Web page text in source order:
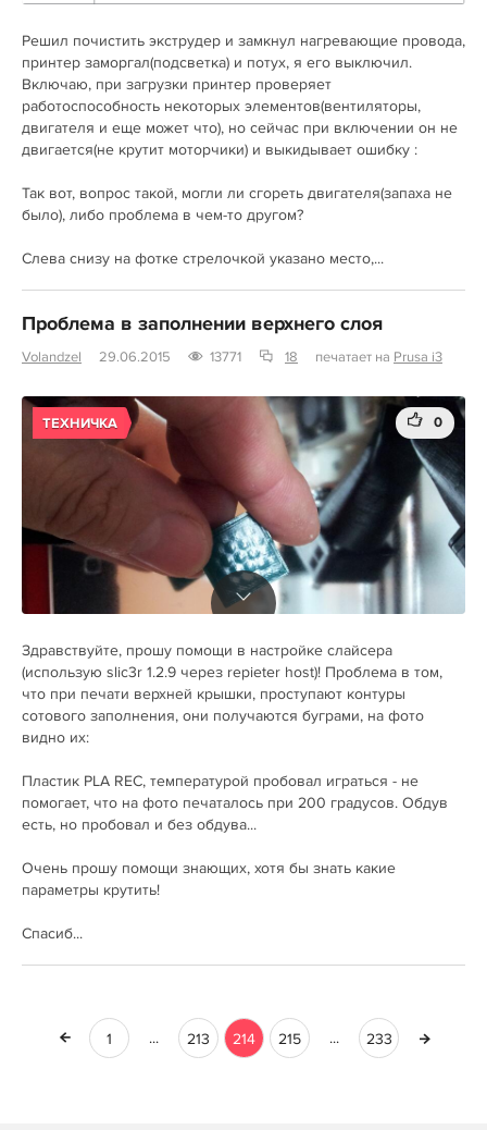
Решил почистить экструдер и замкнул нагревающие провода,
принтер заморгал(подсветка) и потух, я его выключил.
Включаю, при загрузки принтер проверяет
работоспособность некоторых элементов(вентиляторы,
двигателя и еще может что), но сейчас при включении он не
двигается(не крутит моторчики) и выкидывает ошибку :
Так вот, вопрос такой, могли ли сгореть двигателя(запаха не
было), либо проблема в чем-то другом?
Слева снизу на фотке стрелочкой указано место,...
Проблема в заполнении верхнего слоя
Volandzel 29.06.2015 13771 18 печатает на Prusa i3
ТЕХНИЧКА 0
Здравствуйте, прошу помощи в настройке слайсера
(использую slic3r 1.2.9 через repieter host)! Проблема в том,
что при печати верхней крышки, проступают контуры
сотового заполнения, они получаются буграми, на фото
видно их:
Пластик PLA REC, температурой пробовал играться - не
помогает, что на фото печаталось при 200 градусов. Обдув
есть, но пробовал и без обдува...
Очень прошу помощи знающих, хотя бы знать какие
параметры крутить!
Спасиб...
1 ... 213 214 215 ... 233